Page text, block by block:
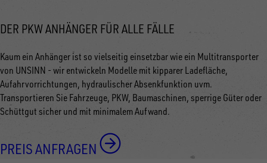
DER PKW ANHÄNGER FÜR ALLE FÄLLE
Kaum ein Anhänger ist so vielseitig einsetzbar wie ein Multitransporter
von UNSINN - wir entwickeln Modelle mit kipparer Ladefläche,
Aufahrvorrichtungen, hydraulischer Absenkfunktion uvm.
Transportieren Sie Fahrzeuge, PKW, Baumaschinen, sperrige Güter oder
Schüttgut sicher und mit minimalem Aufwand.
PREIS ANFRAGEN